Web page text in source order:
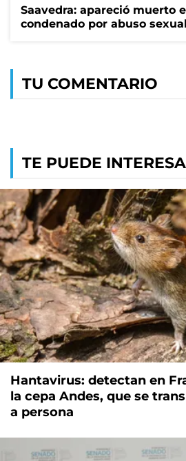
Saavedra: apareció muerto
condenado por abuso
TU COMENTARIO
TE PUEDE
Hantavirus: detectan en
la cepa Andes, que se
a persona